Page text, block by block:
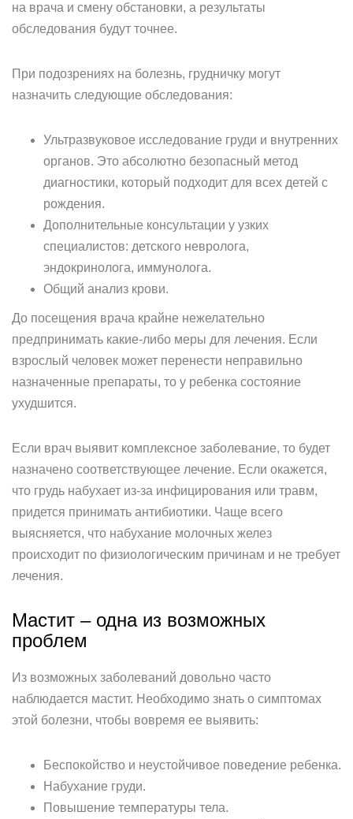
на врача и смену обстановки, а результаты
обследования будут точнее.
При подозрениях на болезнь, грудничку могут
назначить следующие обследования:
Ультразвуковое исследование груди и внутренних
органов. Это абсолютно безопасный метод
диагностики, который подходит для всех детей с
рождения.
Дополнительные консультации у узких
специалистов: детского невролога,
эндокринолога, иммунолога.
Общий анализ крови.
До посещения врача крайне нежелательно
предпринимать какие-либо меры для лечения. Если
взрослый человек может перенести неправильно
назначенные препараты, то у ребенка состояние
ухудшится.
Если врач выявит комплексное заболевание, то будет
назначено соответствующее лечение. Если окажется,
что грудь набухает из-за инфицирования или травм,
придется принимать антибиотики. Чаще всего
выясняется, что набухание молочных желез
происходит по физиологическим причинам и не требует
лечения.
Мастит – одна из возможных
проблем
Из возможных заболеваний довольно часто
наблюдается мастит. Необходимо знать о симптомах
этой болезни, чтобы вовремя ее выявить:
Беспокойство и неустойчивое поведение ребенка.
Набухание груди.
Повышение температуры тела.